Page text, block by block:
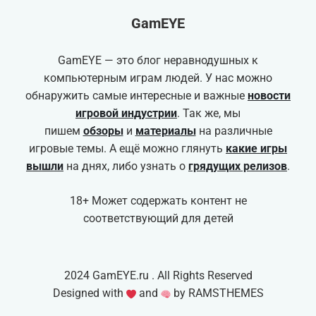
GamEYE
GamEYE — это блог неравнодушных к
компьютерным играм людей. У нас можно
обнаружить самые интересные и важные новости
игровой индустрии. Так же, мы
пишем обзорыи материалына различные
игровые темы. А ещё можно глянуть какие игры
вышли на днях, либо узнать о грядущих релизов.
18+ Может содержать контент не
соответствующий для детей
2024 GamEYE.ru . All Rights Reserved
Designed with
and by RAMSTHEMES